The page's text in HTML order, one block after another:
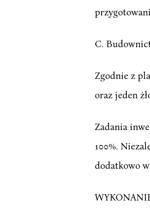
C.
Zgodnie z
oraz jeden
Zadania
100%.
dodatkowo